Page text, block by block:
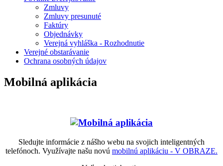
Zmluvy
Zmluvy presunuté
Faktúry
Objednávky
Verejná vyhláška - Rozhodnutie
Verejné obstarávanie
Ochrana osobných údajov
Mobilná aplikácia
Sledujte informácie z nášho webu na svojich inteligentných
telefónoch. Využívajte našu novú mobilnú aplikáciu - V OBRAZE.